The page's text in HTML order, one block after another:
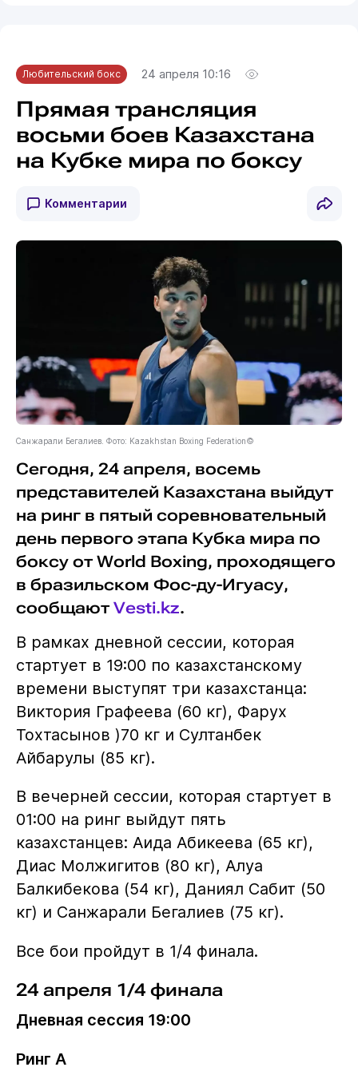
Любительский бокс 24 апреля 10:16
Прямая трансляция
восьми боев Казахстана
на Кубке мира по боксу
Комментарии
Санжарали Бегалиев. Фото: Kazakhstan Boxing Federation©
Сегодня, 24 апреля, восемь
представителей Казахстана выйдут
на ринг в пятый соревновательный
день первого этапа Кубка мира по
боксу от World Boxing, проходящего
в бразильском Фос-ду-Игуасу,
сообщают Vesti.kz.
В рамках дневной сессии, которая
стартует в 19:00 по казахстанскому
времени выступят три казахстанца:
Виктория Графеева (60 кг), Фарух
Тохтасынов )70 кг и Султанбек
Айбарулы (85 кг).
В вечерней сессии, которая стартует в
01:00 на ринг выйдут пять
казахстанцев: Аида Абикеева (65 кг),
Диас Молжигитов (80 кг), Алуа
Балкибекова (54 кг), Даниял Сабит (50
кг) и Санжарали Бегалиев (75 кг).
Все бои пройдут в 1/4 финала.
24 апреля 1/4 финала
Дневная сессия 19:00
Ринг A